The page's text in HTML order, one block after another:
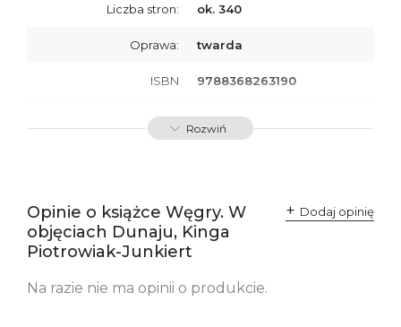
Liczba stron: ok. 340
Oprawa: twarda
ISBN 9788368263190
SKU: K800821
Polska
kontakt@wydajenamsie.pl
+48 61 623 38 38
informacje dotyczące
Rozwiń
Opinie o książce Węgry. W
objęciach Dunaju, Kinga
Piotrowiak-Junkiert
Dodaj opinię
Na razie nie ma opinii o produkcie.